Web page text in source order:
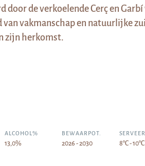
door de verkoelende Cerç en
van vakmanschap en natuurlijke
zijn herkomst.
ALCOHOL%
13,0%
BEWAARPOT.
2026 - 2030 8°C - 10°C